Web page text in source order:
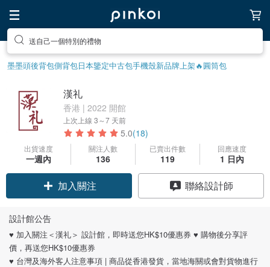
前往打造療癒的放鬆生活
墨墨頭後背包側背包日本鑒定中古包手機殼新品牌上架🔥圓筒包
漢礼
香港 | 2022 開館
上次上線 3～7 天前
5.0(18)
出貨速度
一週內
關注人數
136
已賣出件數
119
回應速度
1 日內
領優惠券
聯絡設計師
設計館公告
♥ 加入關注＜漢礼＞ 設計館，即時送您HK$10優惠券 ♥ 購物後分享評
價，再送您HK$10優惠券
♥ 台灣及海外客人注意事項 | 商品從香港發貨，當地海關或會對貨物進行